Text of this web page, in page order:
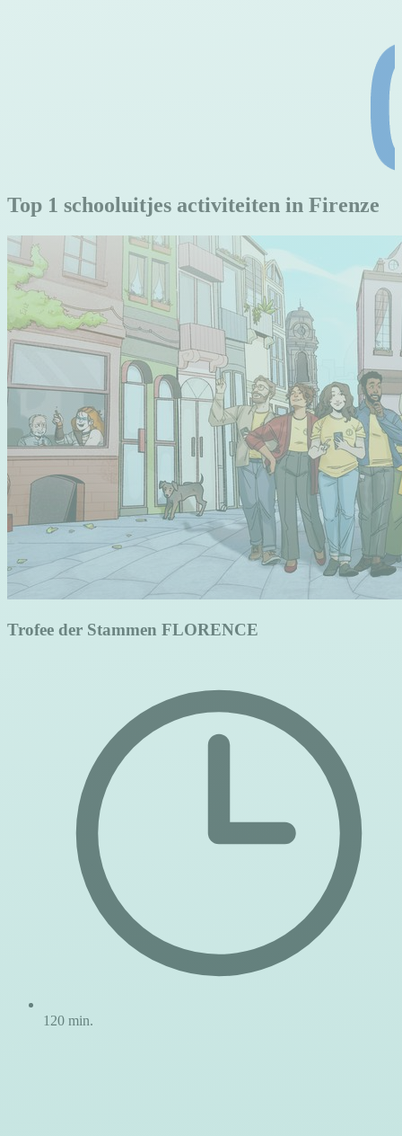
Top 1 schooluitjes activiteiten in Firenze
Trofee der Stammen FLORENCE
120 min.